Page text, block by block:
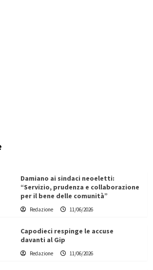
06/2026
Damiano ai sindaci neoeletti:
“Servizio, prudenza e collaborazione
per il bene delle comunità”
Redazione 11/06/2026
Capodieci respinge le accuse
davanti al Gip
Redazione 11/06/2026